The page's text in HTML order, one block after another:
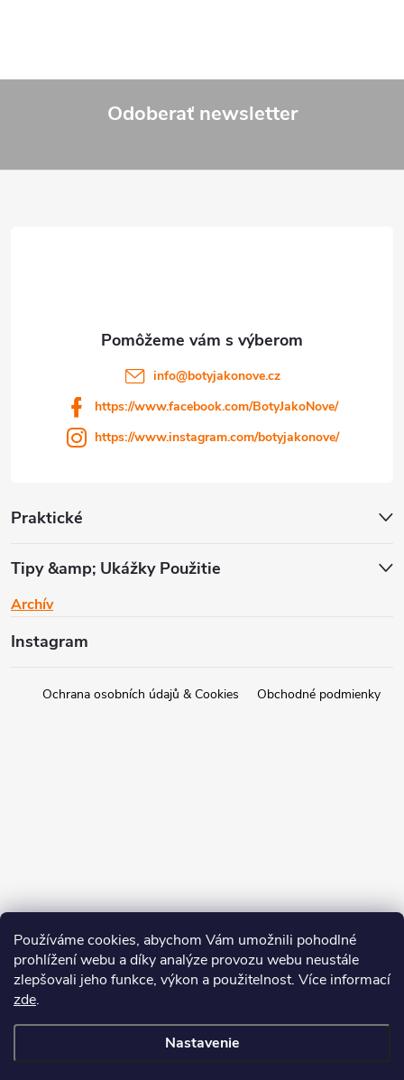
Používáme cookies, abychom Vám umožnili pohodlné
prohlížení webu a díky analýze provozu webu neustále
zlepšovali jeho funkce, výkon a použitelnost. Více informací
zde.
Nastavenie
Odoberať newsletter
Praktické
Tipy &amp; Ukážky Použitie
Archív
info@botyjakonove.cz
https://www.facebook.com/BotyJakoNove/
https://www.instagram.com/botyjakonove/
Instagram
Ochrana osobních údajů & Cookies Obchodné podmienky